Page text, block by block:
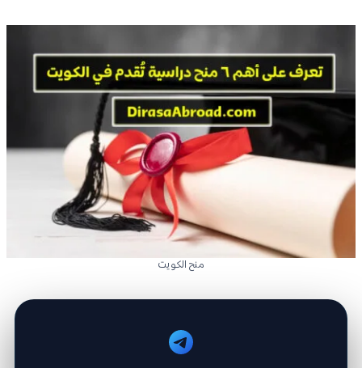
منح الكويت